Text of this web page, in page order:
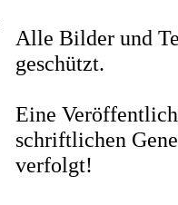
Alle Bilder und
geschützt.
Eine
schriftlichen
verfolgt!